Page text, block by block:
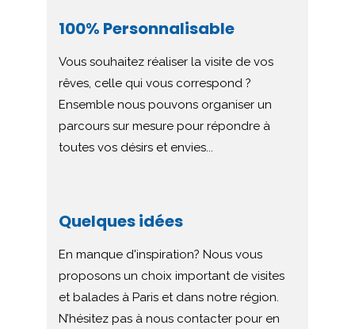
100% Personnalisable
Vous souhaitez réaliser la visite de vos
rêves, celle qui vous correspond ?
Ensemble nous pouvons organiser un
parcours sur mesure pour répondre à
toutes vos désirs et envies...
Quelques idées
En manque d'inspiration? Nous vous
proposons un choix important de visites
et balades à Paris et dans notre région.
N’hésitez pas à nous contacter pour en